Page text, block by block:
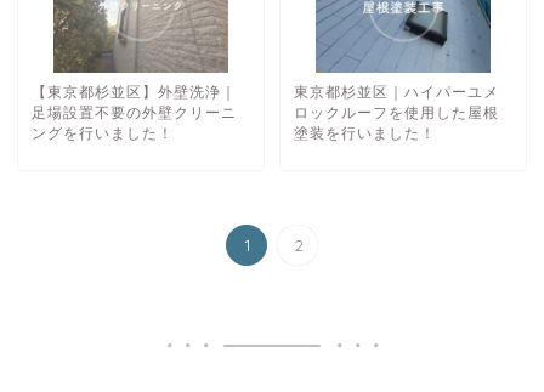
【東京都杉並区】外壁洗浄｜
足場設置不要の外壁クリーニ
ングを行いました！
東京都杉並区｜ハイパーユメ
ロックルーフを使用した屋根
塗装を行いました！
1 2